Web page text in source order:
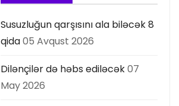
Susuzluğun qarşısını ala biləcək 8
qida05 Avqust 2026
Dilənçilər də həbs ediləcək07
May 2026